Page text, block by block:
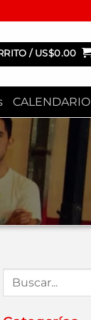
/US$0.00
CALENDARIO